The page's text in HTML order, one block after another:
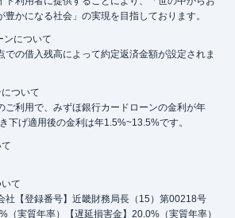
かになる社会」の実現を目指しております。
ンについて
の借入残高によって約定返済金額が設定されま
ついて
利用で、みずほ銀行カードローンの金利が年
下げ適用後の金利は年1.5%~13.5%です。
て
【登録番号】近畿財務局長（15）第00218号
（実質年率）【遅延損害金】20.0%（実質年率）